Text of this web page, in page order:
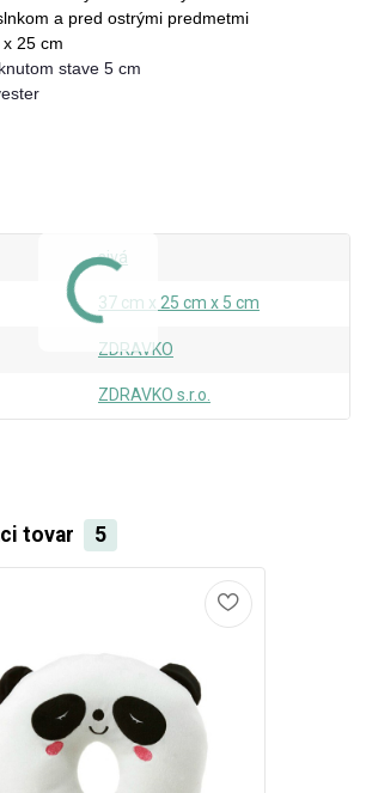
a pred ostrými predmetmi
25 cm
stave 5 cm
sivá
37 cm x 25 cm x 5 cm
ZDRAVKO
ZDRAVKO s.r.o.
tovar 5